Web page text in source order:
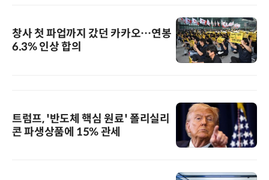
창사 첫 파업까지 갔던 카카오…연봉
6.3% 인상 합의
트럼프, '반도체 핵심 원료' 폴리실리
콘 파생상품에 15% 관세